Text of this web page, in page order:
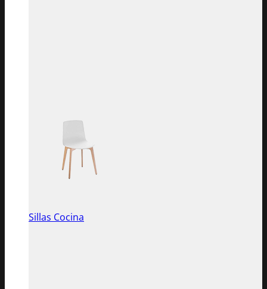
Sillas Cocina